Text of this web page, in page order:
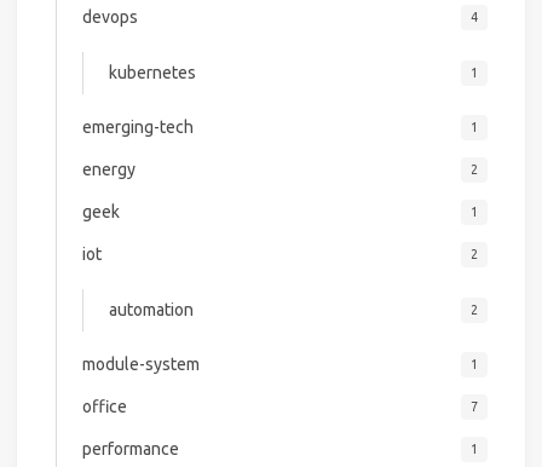
devops 4
kubernetes 1
emerging-tech 1
energy 2
geek 1
iot 2
automation 2
module-system 1
office 7
performance 1